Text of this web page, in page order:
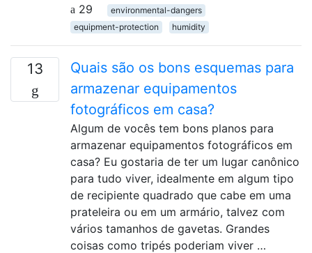
29
environmental-dangers
equipment-protection
humidity
13
Quais são os bons esquemas para
armazenar equipamentos
fotográficos em casa?
Algum de vocês tem bons planos para
armazenar equipamentos fotográficos em
casa? Eu gostaria de ter um lugar canônico
para tudo viver, idealmente em algum tipo
de recipiente quadrado que cabe em uma
prateleira ou em um armário, talvez com
vários tamanhos de gavetas. Grandes
coisas como tripés poderiam viver …